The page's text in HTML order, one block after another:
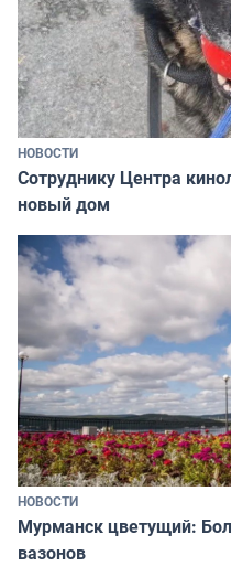
НОВОСТИ
Сотруднику Центра
новый дом
НОВОСТИ
Мурманск цветущий:
вазонов